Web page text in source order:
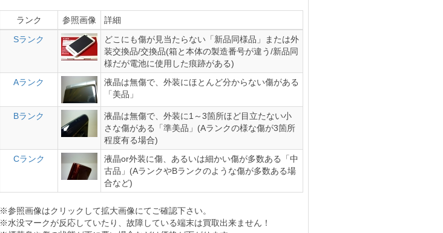
ランク 参照画像
詳細
Sランク
どこにも傷が見当たらない「新品同様品」または外
装交換品/交換品(箱と本体の製造番号が違う/新品同
様だが電池に使用した痕跡がある)
Aランク
液晶は無傷で、外装にほとんど分からない傷がある
「美品」
Bランク
液晶は無傷で、外装に1～3箇所ほど目立たない小
さな傷がある「準美品」(Aランクの様な傷が3箇所
程度有る場合)
Cランク
液晶or外装に傷、あるいは細かい傷が多数ある「中
古品」(AランクやBランクのような傷が多数ある場
合など)
※参照画像はクリックして拡大画像にてご確認下さい。
※水没マークが反応していたり、故障している端末は買取出来ません！